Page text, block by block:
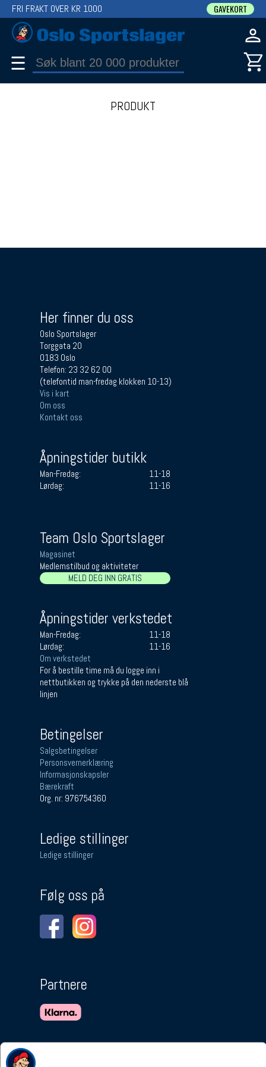
FRI FRAKT OVER KR 1000 GAVEKORT
☰
PRODUKT
Her finner du oss
Oslo Sportslager
Torggata 20
0183 Oslo
Telefon: 23 32 62 00
(telefontid man-fredag klokken 10-13)
Vis i kart
Om oss
Kontakt oss
Åpningstider butikk
Man-Fredag:
11-18
Lørdag:
11-16
Team Oslo Sportslager
Magasinet
Medlemstilbud og aktiviteter
MELD DEG INN GRATIS
Åpningstider verkstedet
Man-Fredag:
11-18
Lørdag:
11-16
Om verkstedet
For å bestille time må du logge inn i
nettbutikken og trykke på den nederste blå
linjen
Betingelser
Salgsbetingelser
Personsvernerklæring
Informasjonskapsler
Bærekraft
Org. nr: 976754360
Ledige stillinger
Ledige stillinger
Følg oss på
Partnere